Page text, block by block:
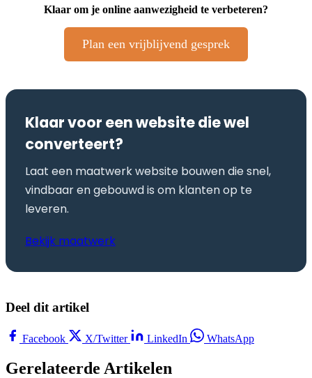
Klaar om je online aanwezigheid te verbeteren?
Plan een vrijblijvend gesprek
Klaar voor een website die wel
converteert?
Laat een maatwerk website bouwen die snel,
vindbaar en gebouwd is om klanten op te
leveren.
Bekijk maatwerk
Deel dit artikel
Facebook X/Twitter LinkedIn WhatsApp
Gerelateerde Artikelen